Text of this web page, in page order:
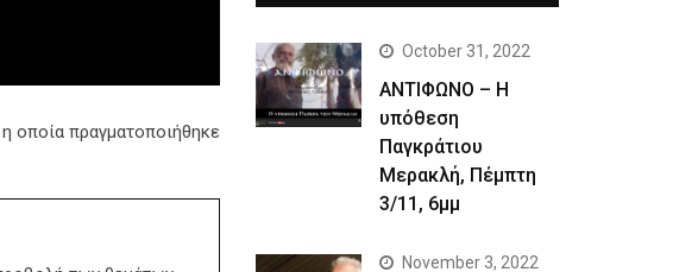
οποία πραγματοποιήθηκε
October 31, 2022
ΑΝΤΙΦΩΝΟ – Η
υπόθεση
Παγκράτιου
Μερακλή, Πέμπτη
3/11, 6μμ
November 3, 2022